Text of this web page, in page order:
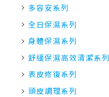
多容安系列
全日保濕系列
身體保濕系列
舒緩保濕高效清潔系列
表皮修復系列
頭皮調理系列